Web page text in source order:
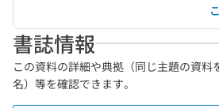
書誌情報
この資料の詳細や典拠（同じ主題の資料
名）等を確認できます。